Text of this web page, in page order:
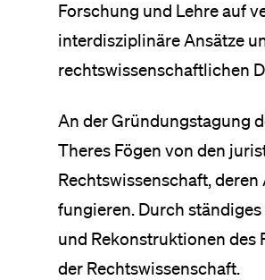
Forschung und Lehre auf
interdisziplinäre Ansätze
rechtswissenschaftlichen
An der Gründungstagung
Theres Fögen von den
Rechtswissenschaft, deren
fungieren. Durch
und Rekonstruktionen des
der Rechtswissenschaft.
Medien